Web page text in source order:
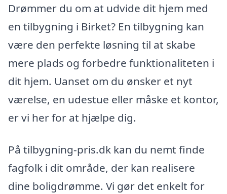
Drømmer du om at udvide dit hjem med
en tilbygning i Birket? En tilbygning kan
være den perfekte løsning til at skabe
mere plads og forbedre funktionaliteten i
dit hjem. Uanset om du ønsker et nyt
værelse, en udestue eller måske et kontor,
er vi her for at hjælpe dig.
På tilbygning-pris.dk kan du nemt finde
fagfolk i dit område, der kan realisere
dine boligdrømme. Vi gør det enkelt for